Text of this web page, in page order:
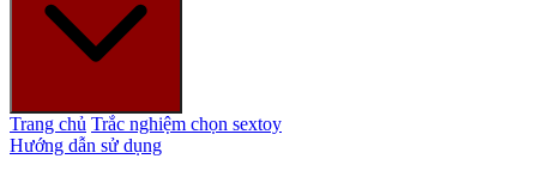
Trang chủ Trắc nghiệm chọn sextoy
Hướng dẫn sử dụng